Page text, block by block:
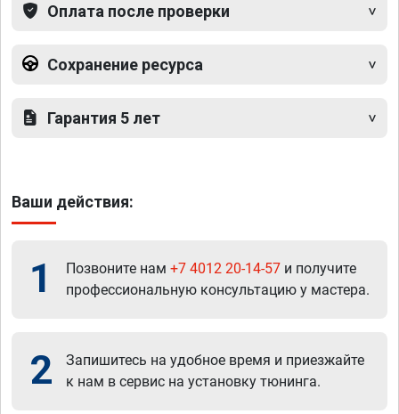
Оплата после проверки
Сохранение ресурса
Гарантия 5 лет
Ваши действия:
1 Позвоните нам +7 4012 20-14-57 и получите
профессиональную консультацию у мастера.
2
Запишитесь на удобное время и приезжайте
к нам в сервис на установку тюнинга.